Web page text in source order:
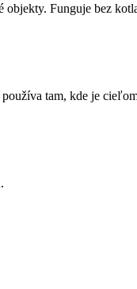
objekty. Funguje bez
tam, kde je